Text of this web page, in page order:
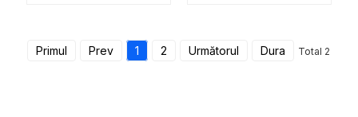
Primul Prev 1 2 Următorul Dura Total 2